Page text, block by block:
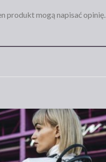
produkt mogą napisać opinię.